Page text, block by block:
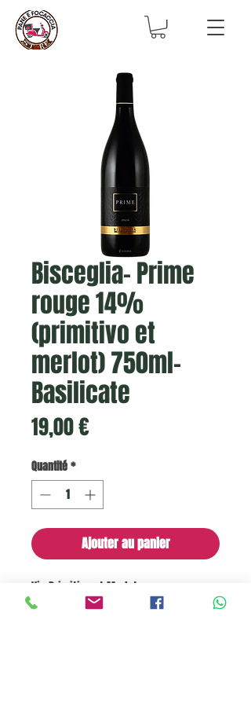
Bisceglia- Prime
rouge 14%
(primitivo et
merlot) 750ml-
Basilicate
19,00 €Prix
Quantité*
Ajouter au panier
Vin Primitivo et Merlot